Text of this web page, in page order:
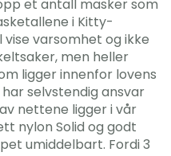
et antall masker som
i Kitty-
vise varsomhet og ikke
men heller
ligger innenfor lovens
selvstendig ansvar
nettene ligger i vår
nylon Solid og godt
umiddelbart. Fordi 3